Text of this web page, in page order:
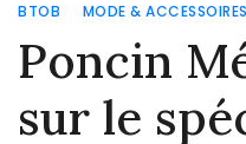
BTOB MODE & ACCESSOIRES
Poncin
sur le